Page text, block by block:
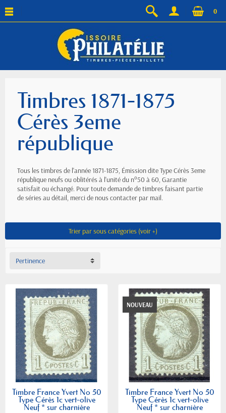
0
Timbres 1871-1875
Cérès 3eme
république
Tous les timbres de l'année 1871-1875, Émission dite Type Cérès 3eme
république neufs ou oblitérés à l'unité du n°50 à 60, Garantie
satisfait ou échangé. Pour toute demande de timbres faisant partie
de séries au détail, merci de nous contacter par mail.
Trier par sous catégories (voir +)
Pertinence
Timbre France Yvert No 50
Type Cérès 1c vert-olive
Neuf * sur charnière
NOUVEAU
Timbre France Yvert No 50
Type Cérès 1c vert-olive
Neuf * sur charnière